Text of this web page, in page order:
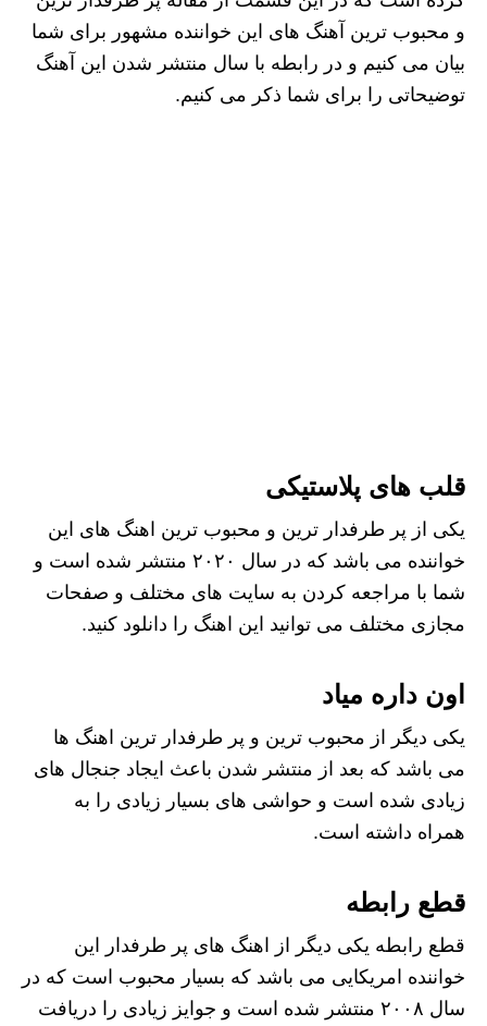
و محبوب ترین آهنگ های این خواننده مشهور برای شما
بیان می کنیم و در رابطه با سال منتشر شدن این آهنگ
توضیحاتی را برای شما ذکر می کنیم.
قلب های پلاستیکی
یکی از پر طرفدار ترین و محبوب ترین اهنگ های این
خواننده می باشد که در سال ۲۰۲۰‌ منتشر شده است و
شما با مراجعه کردن به سایت های مختلف و صفحات
مجازی مختلف می توانید این اهنگ را دانلود کنید.
اون داره میاد
یکی دیگر از محبوب ترین و پر طرفدار ترین اهنگ ها
می باشد که بعد از‌ منتشر شدن باعث ایجاد جنجال های
زیادی شده است و حواشی های بسیار زیادی را به
همراه داشته است.
قطع رابطه
قطع رابطه یکی دیگر از اهنگ های پر طرفدار این
خواننده امریکایی می باشد که بسیار محبوب است که در
سال ۲۰۰۸ منتشر شده است و جوایز زیادی را دریافت